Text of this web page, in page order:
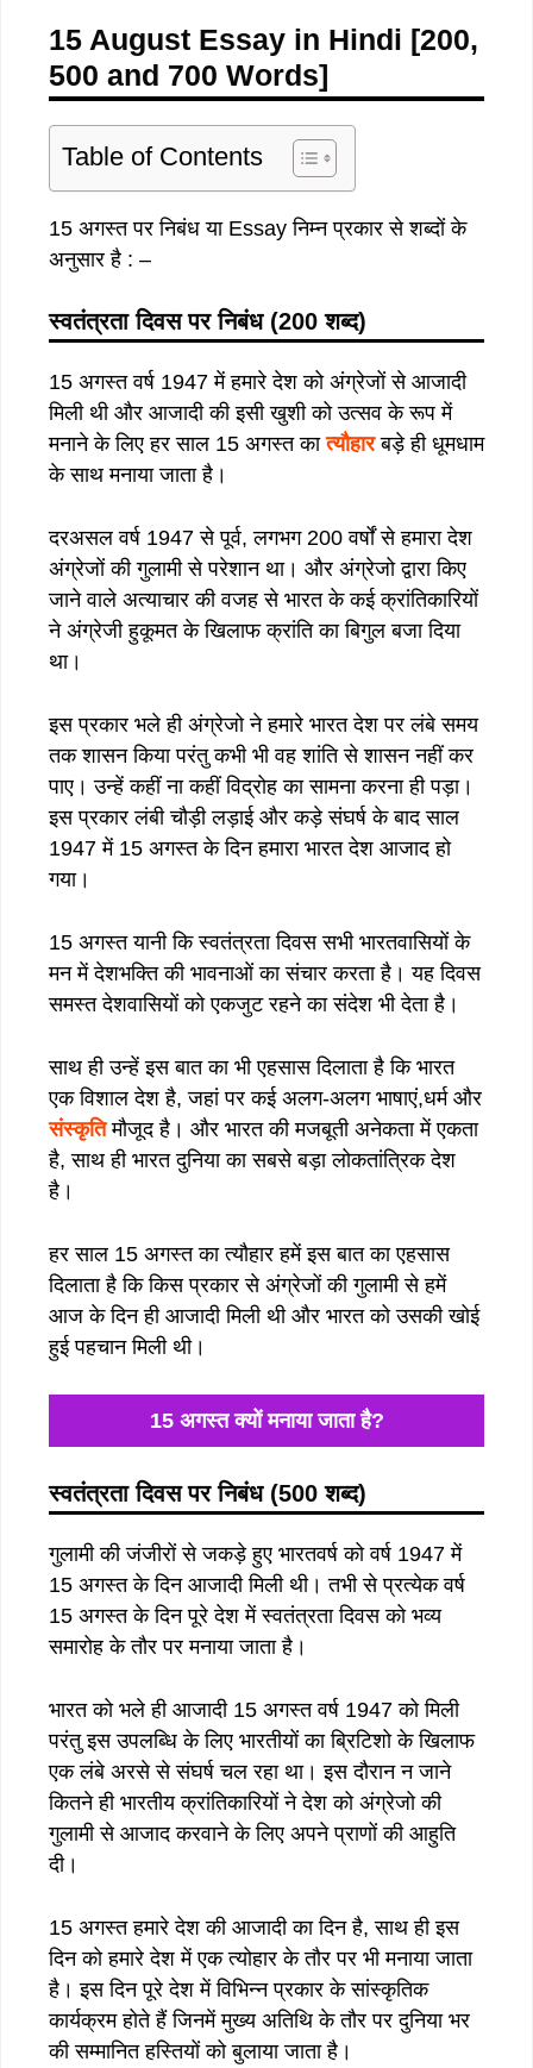
15 August Essay in Hindi [200,
500 and 700 Words]
Table of Contents
15 अगस्त पर निबंध या Essay निम्न प्रकार से शब्दों के
अनुसार है : –
स्वतंत्रता दिवस पर निबंध (200 शब्द)
15 अगस्त वर्ष 1947 में हमारे देश को अंग्रेजों से आजादी
मिली थी और आजादी की इसी खुशी को उत्सव के रूप में
मनाने के लिए हर साल 15 अगस्त कात्यौहार बड़े ही धूमधाम
के साथ मनाया जाता है।
दरअसल वर्ष 1947 से पूर्व, लगभग 200 वर्षों से हमारा देश
अंग्रेजों की गुलामी से परेशान था। और अंग्रेजो द्वारा किए
जाने वाले अत्याचार की वजह से भारत के कई क्रांतिकारियों
ने अंग्रेजी हुकूमत के खिलाफ क्रांति का बिगुल बजा दिया
था।
इस प्रकार भले ही अंग्रेजो ने हमारे भारत देश पर लंबे समय
तक शासन किया परंतु कभी भी वह शांति से शासन नहीं कर
पाए। उन्हें कहीं ना कहीं विद्रोह का सामना करना ही पड़ा।
इस प्रकार लंबी चौड़ी लड़ाई और कड़े संघर्ष के बाद साल
1947 में 15 अगस्त के दिन हमारा भारत देश आजाद हो
गया।
15 अगस्त यानी कि स्वतंत्रता दिवस सभी भारतवासियों के
मन में देशभक्ति की भावनाओं का संचार करता है। यह दिवस
समस्त देशवासियों को एकजुट रहने का संदेश भी देता है।
साथ ही उन्हें इस बात का भी एहसास दिलाता है कि भारत
एक विशाल देश है, जहां पर कई अलग-अलग भाषाएं,धर्म और
संस्कृतिमौजूद है। और भारत की मजबूती अनेकता में एकता
है, साथ ही भारत दुनिया का सबसे बड़ा लोकतांत्रिक देश
है।
हर साल 15 अगस्त का त्यौहार हमें इस बात का एहसास
दिलाता है कि किस प्रकार से अंग्रेजों की गुलामी से हमें
आज के दिन ही आजादी मिली थी और भारत को उसकी खोई
हुई पहचान मिली थी।
15 अगस्त क्यों मनाया जाता है?
स्वतंत्रता दिवस पर निबंध (500 शब्द)
गुलामी की जंजीरों से जकड़े हुए भारतवर्ष को वर्ष 1947 में
15 अगस्त के दिन आजादी मिली थी। तभी से प्रत्येक वर्ष
15 अगस्त के दिन पूरे देश में स्वतंत्रता दिवस को भव्य
समारोह के तौर पर मनाया जाता है।
भारत को भले ही आजादी 15 अगस्त वर्ष 1947 को मिली
परंतु इस उपलब्धि के लिए भारतीयों का ब्रिटिशो के खिलाफ
एक लंबे अरसे से संघर्ष चल रहा था। इस दौरान न जाने
कितने ही भारतीय क्रांतिकारियों ने देश को अंग्रेजो की
गुलामी से आजाद करवाने के लिए अपने प्राणों की आहुति
दी।
15 अगस्त हमारे देश की आजादी का दिन है, साथ ही इस
दिन को हमारे देश में एक त्योहार के तौर पर भी मनाया जाता
है। इस दिन पूरे देश में विभिन्न प्रकार के सांस्कृतिक
कार्यक्रम होते हैं जिनमें मुख्य अतिथि के तौर पर दुनिया भर
की सम्मानित हस्तियों को बुलाया जाता है।